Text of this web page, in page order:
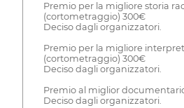
Premio per la migliore storia
(cortometraggio) 300€
Deciso dagli organizzatori.
Premio per la migliore
(cortometraggio) 300€
Deciso dagli organizzatori.
Premio al miglior
Deciso dagli organizzatori.